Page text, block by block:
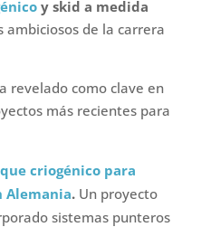
y skid a medida
ambiciosos de la carrera
revelado como clave en
más recientes para
criogénico para
Alemania. Un proyecto
sistemas punteros